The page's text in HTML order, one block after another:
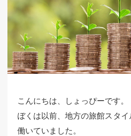
こんにちは、しょっぴーです。
ぼくは以前、地方の旅館スタ
働いていました。